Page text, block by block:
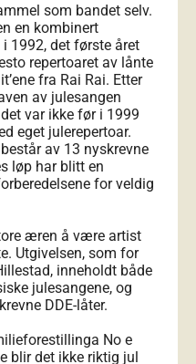
som bandet selv.
en kombinert
1992, det første året
repertoaret av lånte
fra Rai Rai. Etter
av julesangen
var ikke før i 1999
eget julerepertoar.
består av 13 nyskrevne
løp har blitt en
for veldig
æren å være artist
Utgivelsen, som for
inneholdt både
julesangene, og
DDE-låter.
No e
blir det ikke riktig jul